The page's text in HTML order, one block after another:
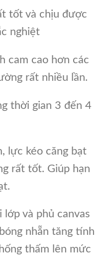
tốt và chịu được
nghiệt
cam cao hơn các
rất nhiều lần.
thời gian 3 đến 4
lực kéo căng bạt
rất tốt. Giúp hạn
và phủ canvas
nhẵn tăng tính
thấm lên mức